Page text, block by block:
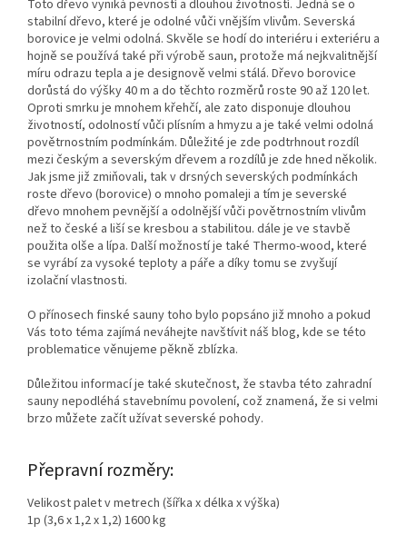
Toto dřevo vyniká pevností a dlouhou životností. Jedná se o
stabilní dřevo, které je odolné vůči vnějším vlivům. Severská
borovice je velmi odolná. Skvěle se hodí do interiéru i exteriéru a
hojně se používá také při výrobě saun, protože má nejkvalitnější
míru odrazu tepla a je designově velmi stálá. Dřevo borovice
dorůstá do výšky 40 m a do těchto rozměrů roste 90 až 120 let.
Oproti smrku je mnohem křehčí, ale zato disponuje dlouhou
životností, odolností vůči plísním a hmyzu a je také velmi odolná
povětrnostním podmínkám. Důležité je zde podtrhnout rozdíl
mezi českým a severským dřevem a rozdílů je zde hned několik.
Jak jsme již zmiňovali, tak v drsných severských podmínkách
roste dřevo (borovice) o mnoho pomaleji a tím je severské
dřevo mnohem pevnější a odolnější vůči povětrnostním vlivům
než to české a liší se kresbou a stabilitou. dále je ve stavbě
použita olše a lípa. Další možností je také Thermo-wood, které
se vyrábí za vysoké teploty a páře a díky tomu se zvyšují
izolační vlastnosti.
O přínosech finské sauny toho bylo popsáno již mnoho a pokud
Vás toto téma zajímá neváhejte navštívit náš blog, kde se této
problematice věnujeme pěkně zblízka.
Důležitou informací je také skutečnost, že stavba této zahradní
sauny nepodléhá stavebnímu povolení, což znamená, že si velmi
brzo můžete začít užívat severské pohody.
Přepravní rozměry:
Velikost palet v metrech (šířka x délka x výška)
1p (3,6 x 1,2 x 1,2) 1600 kg